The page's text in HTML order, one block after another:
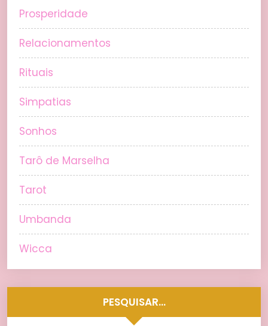
Prosperidade
Relacionamentos
Rituais
Simpatias
Sonhos
Tarô de Marselha
Tarot
Umbanda
Wicca
PESQUISAR…